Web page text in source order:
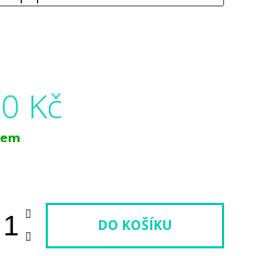
Kč
DO KOŠÍKU